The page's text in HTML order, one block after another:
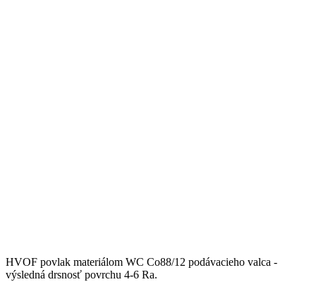
HVOF povlak materiálom WC Co88/12 podávacieho valca -
výsledná drsnosť povrchu 4-6 Ra.